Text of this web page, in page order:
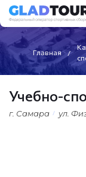
Главная
Учебно-
г. Самара ул.